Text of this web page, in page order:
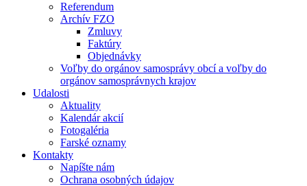
Referendum
Archív FZO
Zmluvy
Faktúry
Objednávky
Voľby do orgánov samosprávy obcí a voľby do
orgánov samosprávnych krajov
Udalosti
Aktuality
Kalendár akcií
Fotogaléria
Farské oznamy
Kontakty
Napíšte nám
Ochrana osobných údajov